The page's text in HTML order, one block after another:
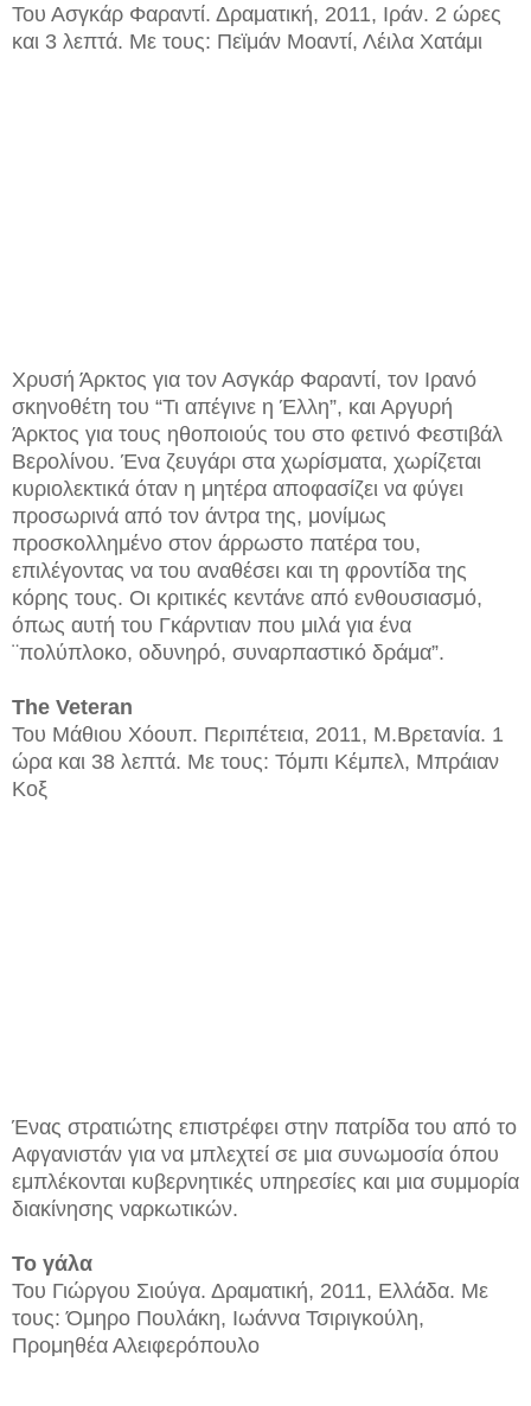
Του Ασγκάρ Φαραντί. Δραματική, 2011, Ιράν. 2 ώρες
και 3 λεπτά. Με τους: Πεϊμάν Μοαντί, Λέιλα Χατάμι
Χρυσή Άρκτος για τον Ασγκάρ Φαραντί, τον Ιρανό
σκηνοθέτη του “Τι απέγινε η Έλλη”, και Αργυρή
Άρκτος για τους ηθοποιούς του στο φετινό Φεστιβάλ
Βερολίνου. Ένα ζευγάρι στα χωρίσματα, χωρίζεται
κυριολεκτικά όταν η μητέρα αποφασίζει να φύγει
προσωρινά από τον άντρα της, μονίμως
προσκολλημένο στον άρρωστο πατέρα του,
επιλέγοντας να του αναθέσει και τη φροντίδα της
κόρης τους. Οι κριτικές κεντάνε από ενθουσιασμό,
όπως αυτή του Γκάρντιαν που μιλά για ένα
¨πολύπλοκο, οδυνηρό, συναρπαστικό δράμα”.
The Veteran
Του Μάθιου Χόουπ. Περιπέτεια, 2011, Μ.Βρετανία. 1
ώρα και 38 λεπτά. Με τους: Τόμπι Κέμπελ, Μπράιαν
Κοξ
Ένας στρατιώτης επιστρέφει στην πατρίδα του από το
Αφγανιστάν για να μπλεχτεί σε μια συνωμοσία όπου
εμπλέκονται κυβερνητικές υπηρεσίες και μια συμμορία
διακίνησης ναρκωτικών.
Το γάλα
Του Γιώργου Σιούγα. Δραματική, 2011, Ελλάδα. Με
τους: Όμηρο Πουλάκη, Ιωάννα Τσιριγκούλη,
Προμηθέα Αλειφερόπουλο